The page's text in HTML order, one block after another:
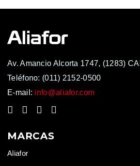
Av. Amancio Alcorta 1747, (1283)
Teléfono: (011) 2152-0500
E-mail: info@aliafor.com
MARCAS
Aliafor